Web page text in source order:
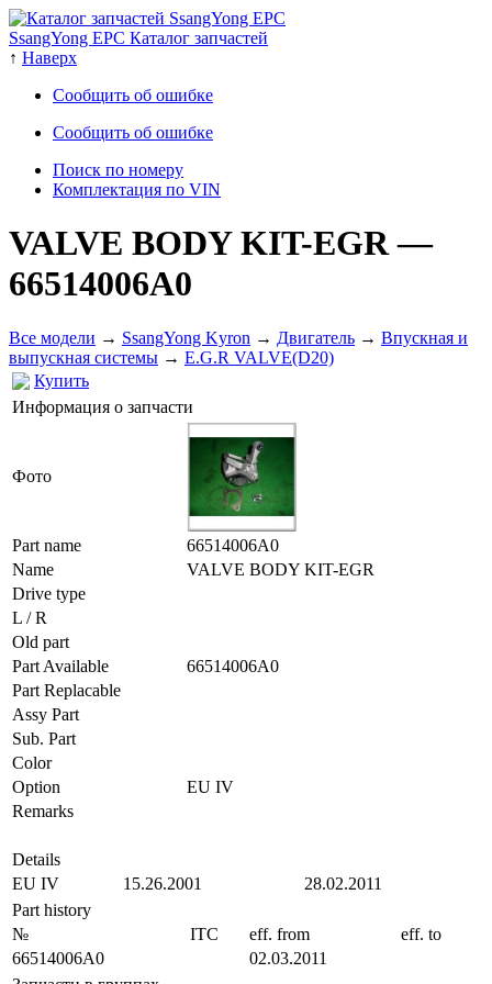
SsangYong EPC Каталог запчастей
↑ Наверх
Сообщить об ошибке
Сообщить об ошибке
Поиск по номеру
Комплектация по VIN
VALVE BODY KIT-EGR—
66514006A0
Все модели → SsangYong Kyron → Двигатель → Впускная и
выпускная системы → E.G.R VALVE(D20)
Купить
Информация о запчасти
Фото
Part name
66514006A0
Name
VALVE BODY KIT-EGR
Drive type
L / R
Old part
Part Available
66514006A0
Part Replacable
Assy Part
Sub. Part
Color
Option
EU IV
Remarks
Details
EU IV
15.26.2001
28.02.2011
Part history
№
ITC eff. from
eff. to
66514006A0
02.03.2011